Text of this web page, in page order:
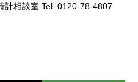
計相談室 Tel. 0120-78-4807